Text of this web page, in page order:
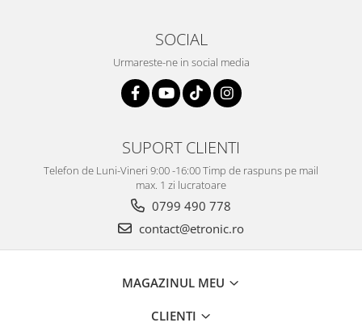
SOCIAL
Urmareste-ne in social media
SUPORT CLIENTI
Telefon de Luni-Vineri 9:00 -16:00 Timp de raspuns pe mail
max. 1 zi lucratoare
0799 490 778
contact@etronic.ro
MAGAZINUL MEU
CLIENTI